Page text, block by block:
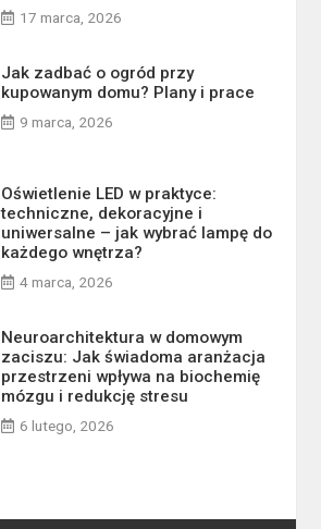
17 marca, 2026
Jak zadbać o ogród przy
kupowanym domu? Plany i prace
9 marca, 2026
Oświetlenie LED w praktyce:
techniczne, dekoracyjne i
uniwersalne – jak wybrać lampę do
każdego wnętrza?
4 marca, 2026
Neuroarchitektura w domowym
zaciszu: Jak świadoma aranżacja
przestrzeni wpływa na biochemię
mózgu i redukcję stresu
6 lutego, 2026